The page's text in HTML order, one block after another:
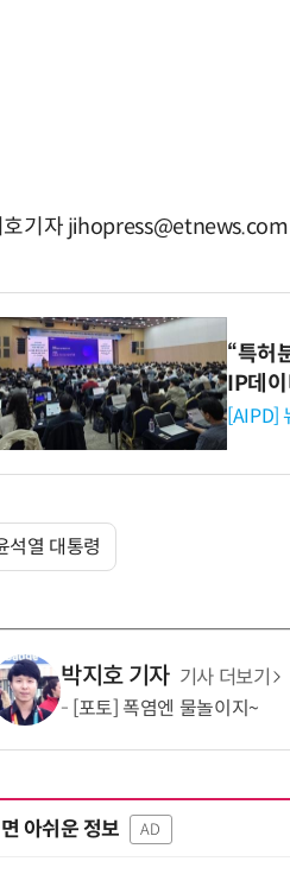
호기자 jihopress@etnews.com
“특허
IP데
[AIPD]
석열 대통령
박지호 기자 기사 더보기
[포토] 폭염엔 물놀이지~
아쉬운 정보 AD